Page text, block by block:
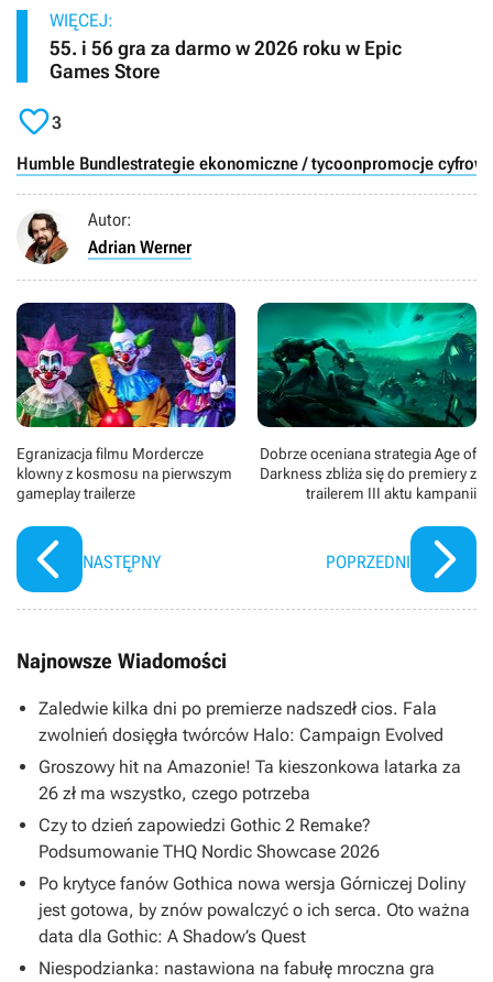
WIĘCEJ:
55. i 56 gra za darmo w 2026 roku w Epic
Games Store
3
Humble Bundlestrategie ekonomiczne / tycoonpromocje
Autor:
Adrian Werner
Egranizacja filmu Mordercze
klowny z kosmosu na pierwszym
gameplay trailerze
NASTĘPNY
Dobrze oceniana strategia Age of
Darkness zbliża się do premiery z
trailerem III aktu kampanii
POPRZEDNI
Najnowsze Wiadomości
Zaledwie kilka dni po premierze nadszedł cios. Fala
zwolnień dosięgła twórców Halo: Campaign Evolved
Groszowy hit na Amazonie! Ta kieszonkowa latarka za
26 zł ma wszystko, czego potrzeba
Czy to dzień zapowiedzi Gothic 2 Remake?
Podsumowanie THQ Nordic Showcase 2026
Po krytyce fanów Gothica nowa wersja Górniczej Doliny
jest gotowa, by znów powalczyć o ich serca. Oto ważna
data dla Gothic: A Shadow’s Quest
Niespodzianka: nastawiona na fabułę mroczna gra